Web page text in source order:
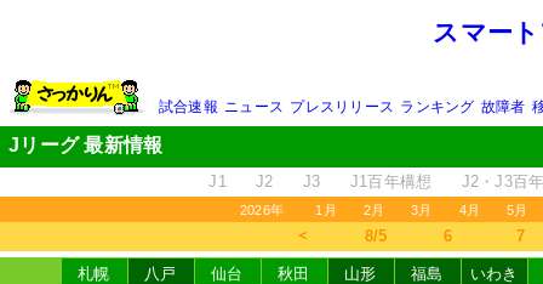
スマー
試合速報 ニュース プレスリリース ランキング 故障者
Jリーグ 最新情報
J1 J2 J3 J1百年構想 J2・J3百
2026年 1月 2月 3月 4月 5月
＜ 8/5 6 7
札幌 八戸 仙台 秋田 山形 福島
いわき